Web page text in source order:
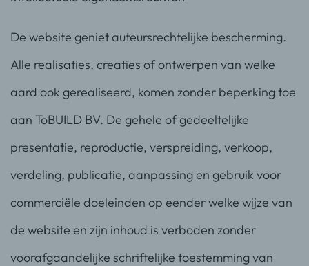
De website geniet auteursrechtelijke bescherming.
Alle realisaties, creaties of ontwerpen van welke
aard ook gerealiseerd, komen zonder beperking toe
aan ToBUILD BV. De gehele of gedeeltelijke
presentatie, reproductie, verspreiding, verkoop,
verdeling, publicatie, aanpassing en gebruik voor
commerciële doeleinden op eender welke wijze van
de website en zijn inhoud is verboden zonder
voorafgaandelijke schriftelijke toestemming van